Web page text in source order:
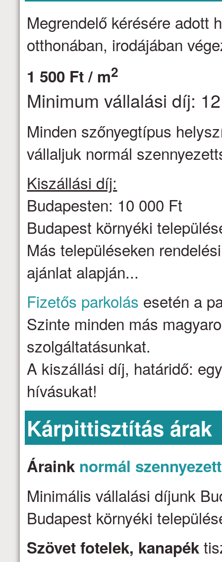
Megrendelő kérésére adott
otthonában, irodájában
1 500 Ft / m2
Minimum vállalási díj:
Minden szőnyegtípus
vállaljuk normál
Kiszállási díj:
Budapesten: 10 000 Ft
Budapest környéki
Más településeken
ajánlat alapján...
Fizetős parkolás esetén a
Szinte minden más
szolgáltatásunkat.
A kiszállási díj, határidő:
hívásukat!
Kárpittisztítás árak
Áraink normál
Minimális vállalási díjunk
Budapest környéki
Szövet fotelek, kanapék